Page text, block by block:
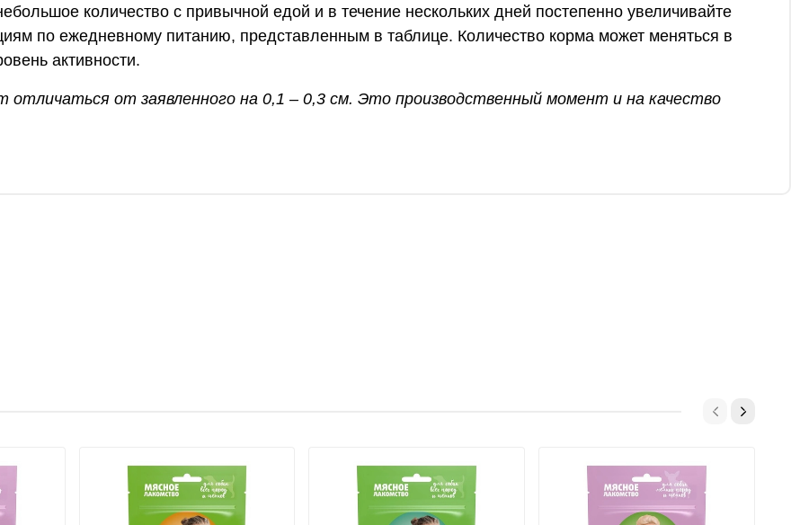
количество с привычной едой и в течение нескольких дней постепенно увеличивайте
по ежедневному питанию, представленным в таблице. Количество корма может меняться в
активности.
от заявленного на 0,1 – 0,3 см. Это производственный момент и на качество